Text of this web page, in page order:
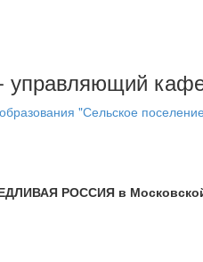
"Сельское
РОССИЯ в